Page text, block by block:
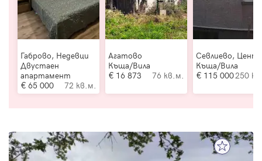
Габрово, Недевци
Двустаен
апартамент
65 000
72 кв.м.
Агатово
Къща/Вила
16 873
76 кв.м.
Севлиево,
Къща/Вила
115 000250